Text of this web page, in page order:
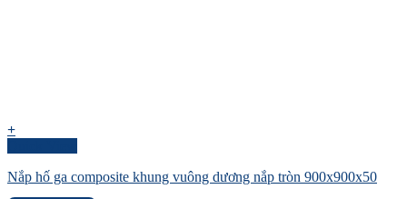
+
Nắp hố ga composite khung vuông dương nắp tròn 900x900x50